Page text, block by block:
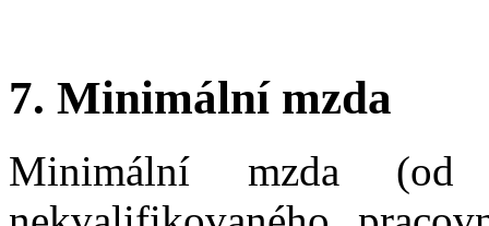
7. Minimální mzda
Minimální mzda (od